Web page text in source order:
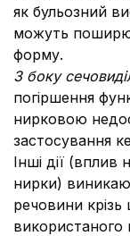
як бульозний
можуть
форму.
З боку
погіршення
нирковою
застосування
Інші дії
нирки)
речовини крізь
використаного